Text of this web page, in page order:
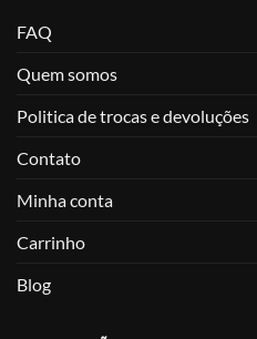
FAQ
Quem somos
Politica de trocas e devoluções
Contato
Minha conta
Carrinho
Blog